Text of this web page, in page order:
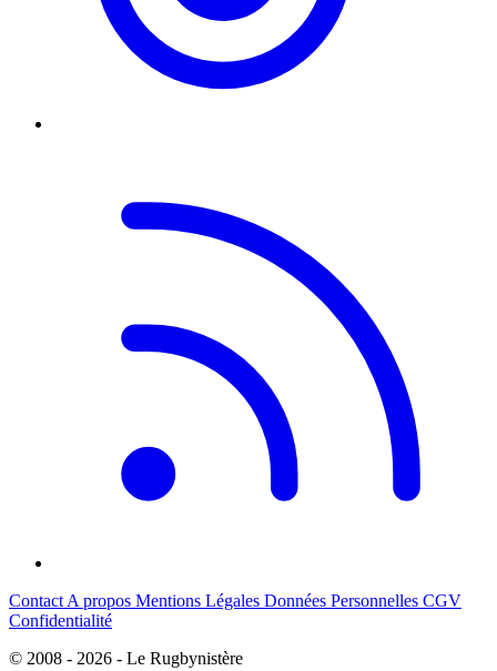
Contact A propos Mentions Légales Données Personnelles CGV
Confidentialité
© 2008 - 2026 - Le Rugbynistère